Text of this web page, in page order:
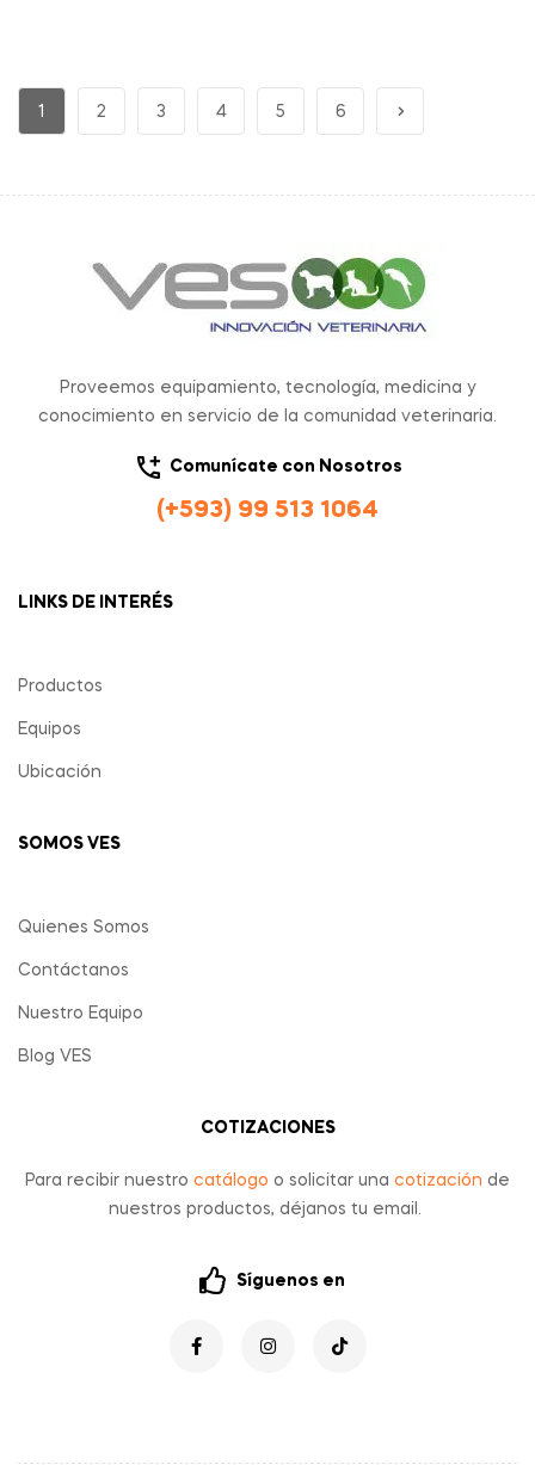
1 2 3 4 5 6
Proveemos equipamiento, tecnología, medicina y
conocimiento en servicio de la comunidad veterinaria.
Comunícate con Nosotros
(+593) 99 513 1064
LINKS DE INTERÉS
Productos
Equipos
Ubicación
SOMOS VES
Quienes Somos
Contáctanos
Nuestro Equipo
Blog VES
COTIZACIONES
Para recibir nuestro catálogo o solicitar una cotización de
nuestros productos, déjanos tu email.
Síguenos en